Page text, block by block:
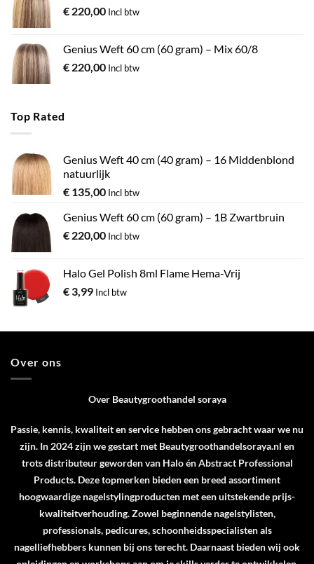
€ 220,00 Incl btw
Genius Weft 60 cm (60 gram) – Mix 60/8
€ 220,00 Incl btw
Top Rated
Genius Weft 40 cm (40 gram) – 16 Middenblond
natuurlijk
€ 135,00 Incl btw
Genius Weft 60 cm (60 gram) – 1B Zwartbruin
€ 220,00 Incl btw
Halo Gel Polish 8ml Flame Hema-Vrij
€ 3,99 Incl btw
Over ons
Over Beautygroothandel soraya
Passie, kennis, kwaliteit en service hebben ons gebracht waar we nu
zijn. In 2024 zijn we gestart met Beautygroothandelsoraya.nl en
trots distributeur geworden van HaloénAbstract Professional
Products. Deze topmerken bieden een breed assortiment
hoogwaardige nagelstylingproducten met een uitstekende prijs-
kwaliteitverhouding. Zowel beginnende nagelstylisten,
professionals, pedicures, schoonheidsspecialisten als
nagelliefhebbers kunnen bij ons terecht. Daarnaast bieden wij ook